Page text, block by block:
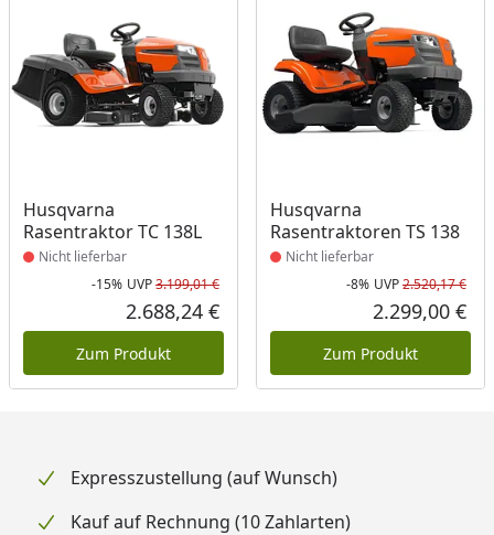
Husqvarna
Rasentraktor TC 138L
Produkt nicht lieferbar
Nicht lieferbar
Rabatt in Prozent
-15%
Ursprünglicher Preis
UVP3.199,01 €
Aktueller Preis
2.688,24 €
Zum Produkt
Husqvarna
Rasentraktoren TS 138
Produkt nicht lieferbar
Nicht lieferbar
-8% UVP2.520,17 €
2.299,00 €
Zum Produkt
Expresszustellung (auf Wunsch)
Kauf auf Rechnung (10 Zahlarten)